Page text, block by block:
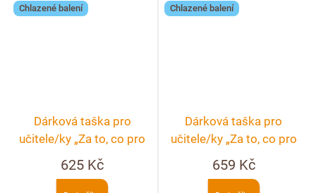
Chlazené balení
Dárková taška pro
učitele/ky „Za to, co pro
nás děláte. Děkuji.“
625 Kč
Chlazené balení
Dárková taška pro
učitele/ky „Za to, co pro
nás děláte. Děkuji.“
luxusní taška
659 Kč